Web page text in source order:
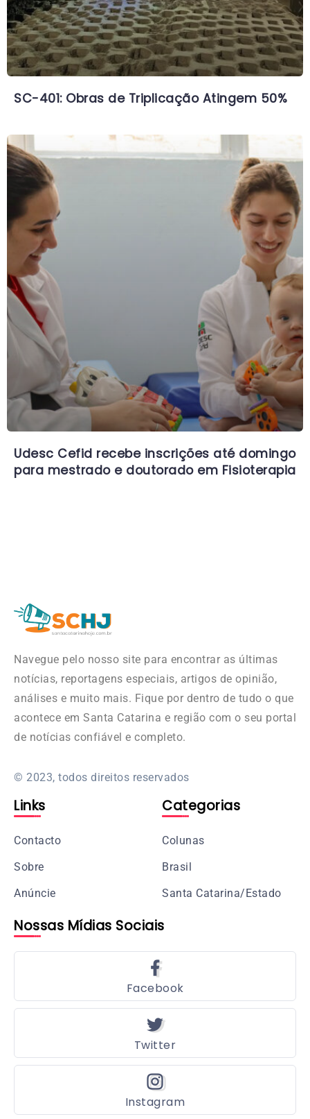
SC-401: Obras de Triplicação Atingem 50%
Udesc Cefid recebe inscrições até domingo
para mestrado e doutorado em Fisioterapia
Navegue pelo nosso site para encontrar as últimas
notícias, reportagens especiais, artigos de opinião,
análises e muito mais. Fique por dentro de tudo o que
acontece em Santa Catarina e região com o seu portal
de notícias confiável e completo.
© 2023, todos direitos reservados
Links
Contacto
Sobre
Anúncie
Categorias
Colunas
Brasil
Santa Catarina/Estado
Nossas Mídias Sociais
Facebook
Twitter
Instagram